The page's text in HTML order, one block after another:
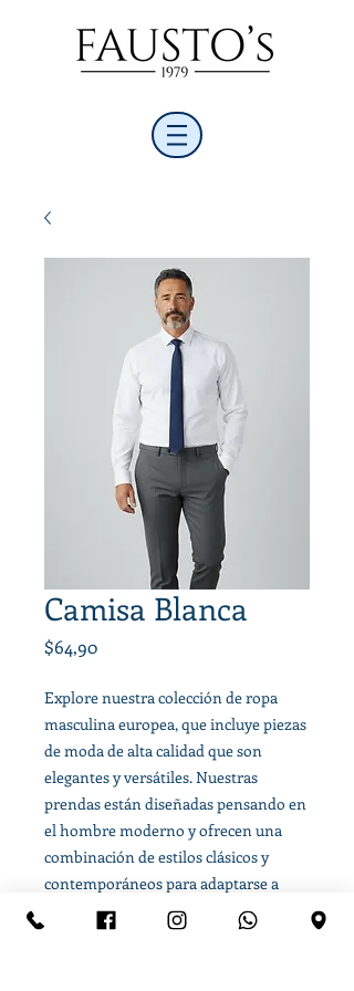
Camisa Blanca
$64,90Precio
Explore nuestra colección de ropa
masculina europea, que incluye piezas
de moda de alta calidad que son
elegantes y versátiles. Nuestras
prendas están diseñadas pensando en
el hombre moderno y ofrecen una
combinación de estilos clásicos y
contemporáneos para adaptarse a
cualquier ocasión.